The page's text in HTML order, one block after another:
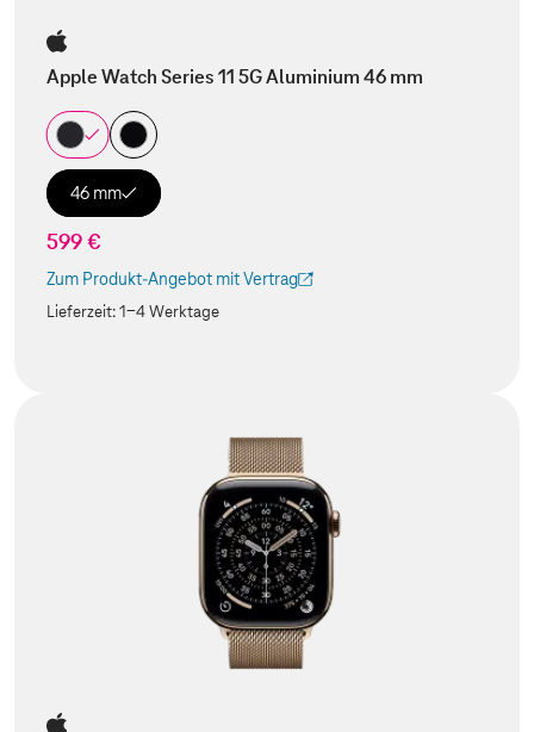
Apple Watch Series 11 5G Aluminium 46 mm
46 mm
599 €
Zum Produkt-Angebot mit Vertrag
(Der Link wird in einem neuen Tab geöffnet)
Lieferzeit:1-4 Werktage